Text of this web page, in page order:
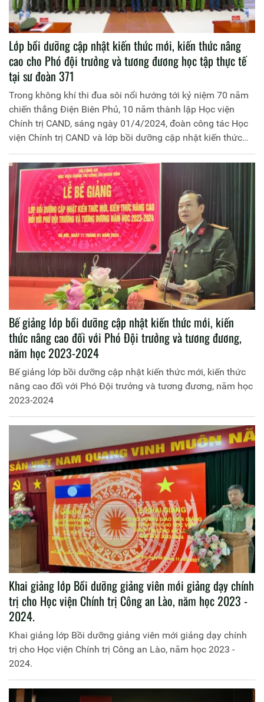
Lớp bồi dưỡng cập nhật kiến thức mới, kiến thức nâng
cao cho Phó đội trưởng và tương đương học tập thực tế
tại sư đoàn 371
Trong không khí thi đua sôi nổi hướng tới kỷ niệm 70 năm
chiến thắng Điện Biên Phủ, 10 năm thành lập Học viện
Chính trị CAND, sáng ngày 01/4/2024, đoàn công tác Học
viện Chính trị CAND và lớp bồi dưỡng cập nhật kiến thức
mới, kiến thức nâng cao cho Phó Đội trưởng và tương
đương, năm học 2023-2024 đã tổ chức tham quan, học tập
kinh nghiệm thực tế tại Sư đoàn Không quân 371, Quân
chủng Phòng không - Không quân.
Bế giảng lớp bồi dưỡng cập nhật kiến thức mới, kiến
thức nâng cao đối với Phó Đội trưởng và tương đương,
năm học 2023-2024
Bế giảng lớp bồi dưỡng cập nhật kiến thức mới, kiến thức
nâng cao đối với Phó Đội trưởng và tương đương, năm học
2023-2024
Khai giảng lớp Bồi dưỡng giảng viên mới giảng dạy chính
trị cho Học viện Chính trị Công an Lào, năm học 2023 -
2024.
Khai giảng lớp Bồi dưỡng giảng viên mới giảng dạy chính
trị cho Học viện Chính trị Công an Lào, năm học 2023 -
2024.